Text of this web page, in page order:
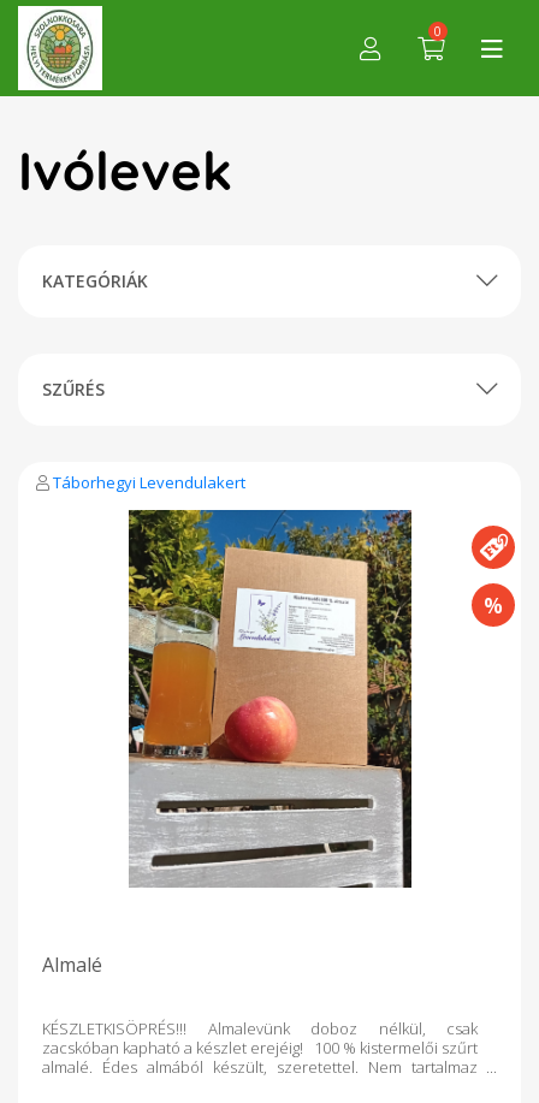
0
Ivólevek
KATEGÓRIÁK
SZŰRÉS
Táborhegyi Levendulakert
Almalé
KÉSZLETKISÖPRÉS!!! Almalevünk doboz nélkül, csak
zacskóban kapható a készlet erejéig! 100 % kistermelői szűrt
almalé. Édes almából készült, szeretettel. Nem tartalmaz